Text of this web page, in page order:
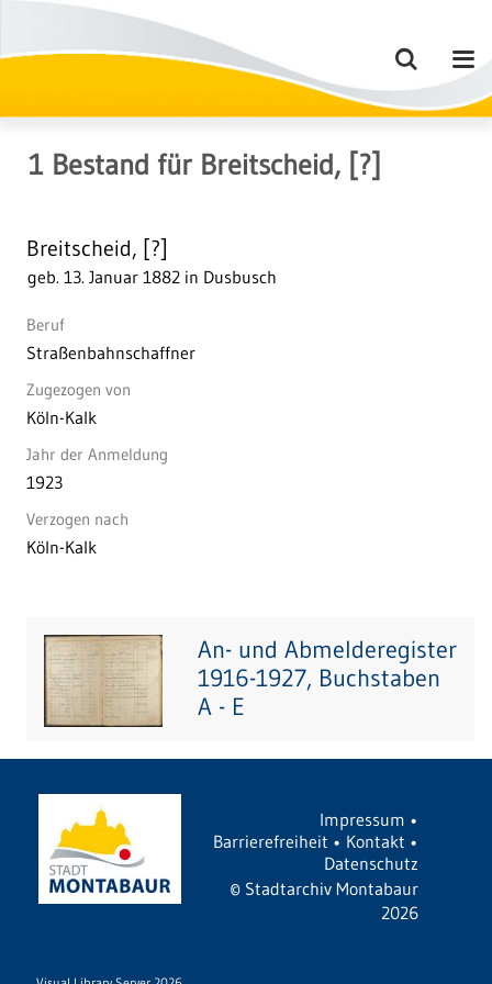
1 Bestand für Breitscheid, [?]
Breitscheid, [?]
geb. 13. Januar 1882 in Dusbusch
Beruf
Straßenbahnschaffner
Zugezogen von
Köln-Kalk
Jahr der Anmeldung
1923
Verzogen nach
Köln-Kalk
An- und Abmelderegister
1916-1927, Buchstaben
A - E
Impressum •
Barrierefreiheit • Kontakt •
Datenschutz
© Stadtarchiv Montabaur
2026